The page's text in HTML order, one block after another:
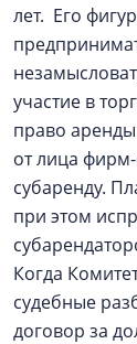
лет. Его
участие в
право
от лица
субаренду.
при этом
Когда
судебные
договор за